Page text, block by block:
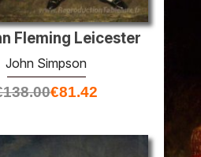
Fleming Leicester
John Simpson
138.00€81.42